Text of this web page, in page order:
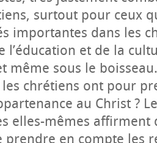
surtout pour ceux
importantes dans les
l’éducation et de la
même sous le
chrétiens ont pour
au Christ ?
elles-mêmes affirment
prendre en compte les